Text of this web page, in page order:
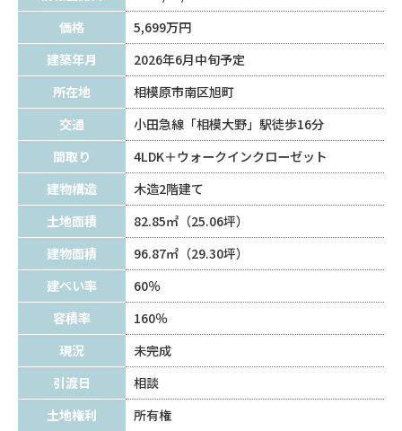
価格
5,699万円
建築年月
2026年6月中旬予定
所在地
相模原市南区旭町
交通
小田急線「相模大野」駅徒歩16分
間取り
4LDK＋ウォークインクローゼット
建物構造
木造2階建て
土地面積
82.85㎡（25.06坪）
建物面積
96.87㎡（29.30坪）
建ぺい率
60％
容積率
160％
現況
未完成
引渡日
相談
土地権利
所有権